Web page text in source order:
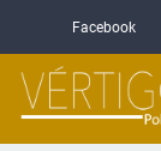
Facebook